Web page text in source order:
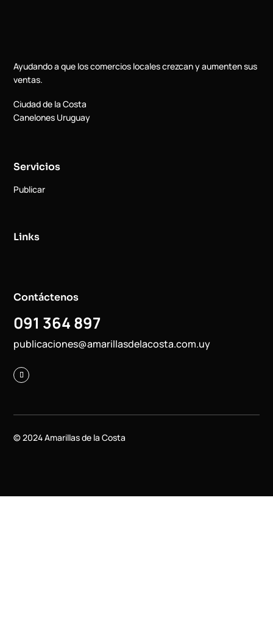
Ayudando a que los comercios locales crezcan y aumenten sus
ventas.
Ciudad de la Costa
Canelones Uruguay
Servicios
Publicar
Links
Contáctenos
091 364 897
publicaciones@amarillasdelacosta.com.uy
© 2024 Amarillas de la Costa